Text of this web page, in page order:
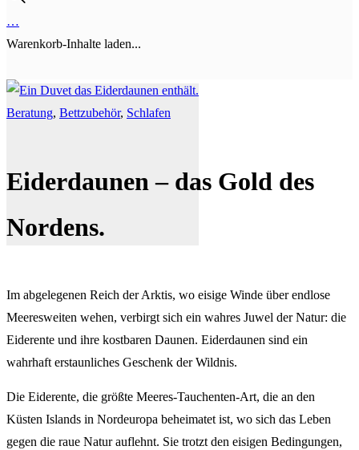
…
Warenkorb-Inhalte laden...
Beratung, Bettzubehör, Schlafen
Eiderdaunen – das Gold des
Nordens.
Im abgelegenen Reich der Arktis, wo eisige Winde über endlose
Meeresweiten wehen, verbirgt sich ein wahres Juwel der Natur: die
Eiderente und ihre kostbaren Daunen. Eiderdaunen sind ein
wahrhaft erstaunliches Geschenk der Wildnis.
Die Eiderente, die größte Meeres-Tauchenten-Art, die an den
Küsten Islands in Nordeuropa beheimatet ist, wo sich das Leben
gegen die raue Natur auflehnt. Sie trotzt den eisigen Bedingungen,